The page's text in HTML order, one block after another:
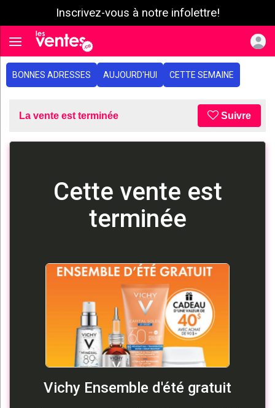
Inscrivez-vous à notre infolettre!
Toggle navigation
BONNES ADRESSES AUJOURD'HUI CETTE SEMAINE
La vente est terminée Suivre
Cette vente est
terminée
Vichy Ensemble d'été gratuit